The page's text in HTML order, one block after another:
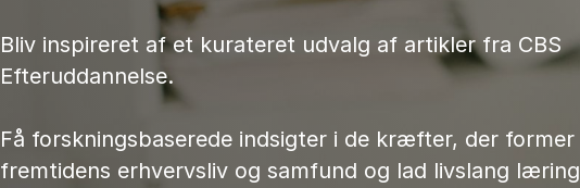
Bliv inspireret af et kurateret udvalg af artikler fra CBS
Efteruddannelse.
Få forskningsbaserede indsigter i de kræfter, der former
fremtidens erhvervsliv og samfund og lad livslang læring